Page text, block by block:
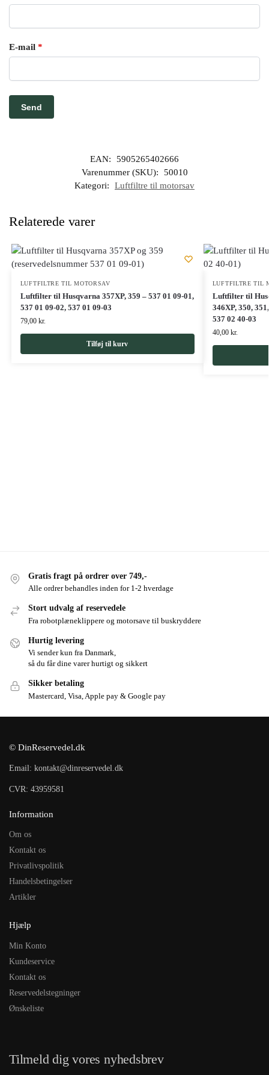
E-mail *
EAN:
5905265402666
Varenummer (SKU):
50010
Kategori:
Luftfiltre til motorsav
Relaterede varer
LUFTFILTRE TIL MOTORSAV
Luftfilter til Husqvarna 357XP, 359 – 537 01 09-01,
537 01 09-02, 537 01 09-03
79,00 kr.
Tilføj til kurv
LUFTFILTRE TIL
Luftfilter til
346XP, 350,
537 02 40-03
40,00 kr.
Gratis fragt på ordrer over 749,-
Alle ordrer behandles inden for 1-2 hverdage
Stort udvalg af reservedele
Fra robotplæneklippere og motorsave til buskryddere
Hurtig levering
Vi sender kun fra Danmark,
så du får dine varer hurtigt og sikkert
Sikker betaling
Mastercard, Visa, Apple pay & Google pay
© DinReservedel.dk
Email: kontakt@dinreservedel.dk
CVR: 43959581
Information
Om os
Kontakt os
Privatlivspolitik
Handelsbetingelser
Artikler
Hjælp
Min Konto
Kundeservice
Kontakt os
Reservedelstegninger
Ønskeliste
Tilmeld dig vores nyhedsbrev